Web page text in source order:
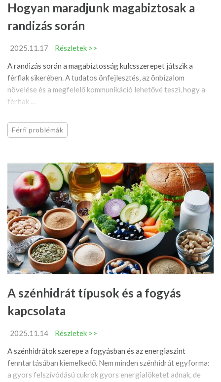
Hogyan maradjunk magabiztosak a
randizás során
2025.11.17
Részletek >>
A randizás során a magabiztosság kulcsszerepet játszik a
férfiak sikerében. A tudatos önfejlesztés, az önbizalom
növelése és a megfelelő kommunikáció lehetővé teszi, hogy a
férfiak ...
Férfi problémák
A szénhidrát típusok és a fogyás
kapcsolata
2025.11.14
Részletek >>
A szénhidrátok szerepe a fogyásban és az energiaszint
fenntartásában kiemelkedő. Nem minden szénhidrát egyforma:
a gyors felszívódású cukrok gyors energialöketet adnak, de